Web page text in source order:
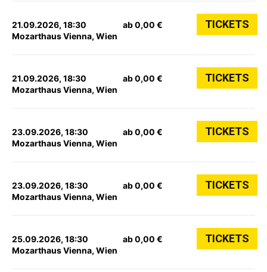
21.09.2026, 18:30
Mozarthaus Vienna, Wien
ab 0,00 € TICKETS
21.09.2026, 18:30
Mozarthaus Vienna, Wien
ab 0,00 € TICKETS
23.09.2026, 18:30
Mozarthaus Vienna, Wien
ab 0,00 € TICKETS
23.09.2026, 18:30
Mozarthaus Vienna, Wien
ab 0,00 € TICKETS
25.09.2026, 18:30
Mozarthaus Vienna, Wien
ab 0,00 € TICKETS